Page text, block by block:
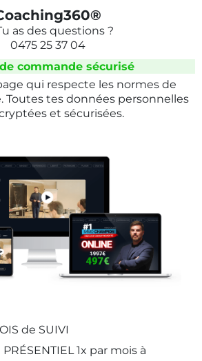
as des questions ?
0475 25 37 04
commande sécurisé
qui respecte les normes de
Toutes tes données personnelles
et sécurisées.
de SUIVI
1x par mois à